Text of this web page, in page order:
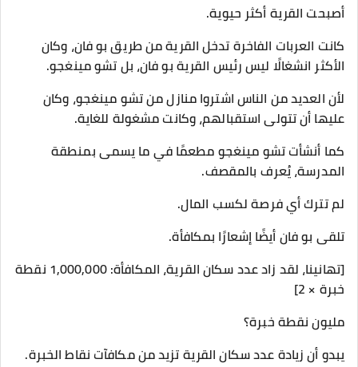
أصبحت القرية أكثر حيوية.
كانت العربات الفاخرة تدخل القرية من طريق بو فان، وكان
الأكثر انشغالًا ليس رئيس القرية بو فان، بل تشو مينغجو.
لأن العديد من الناس اشتروا منازل من تشو مينغجو، وكان
عليها أن تتولى استقبالهم، وكانت مشغولة للغاية.
كما أنشأت تشو مينغجو مطعمًا في ما يسمى بمنطقة
المدرسة، يُعرف بالمقصف.
لم تترك أي فرصة لكسب المال.
تلقى بو فان أيضًا إشعارًا بمكافأة.
[تهانينا، لقد زاد عدد سكان القرية، المكافأة: 1,000,000 نقطة
خبرة × 2]
مليون نقطة خبرة؟
يبدو أن زيادة عدد سكان القرية تزيد من مكافآت نقاط الخبرة.